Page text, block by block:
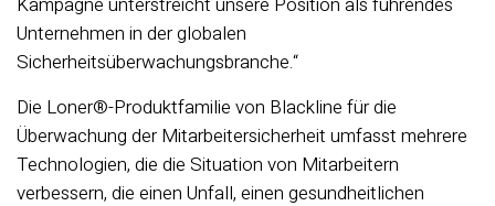
Unternehmen in der globalen
Sicherheitsüberwachungsbranche.“
Die Loner®-Produktfamilie von Blackline für die
Überwachung der Mitarbeitersicherheit umfasst mehrere
Technologien, die die Situation von Mitarbeitern
verbessern, die einen Unfall, einen gesundheitlichen